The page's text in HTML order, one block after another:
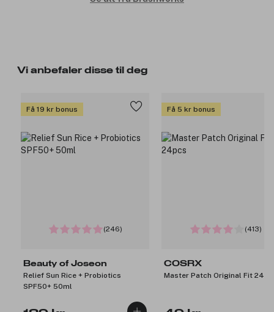
Vi anbefaler disse til deg
Få 19 kr bonus
(246)
Beauty of Joseon
Relief Sun Rice + Probiotics
SPF50+ 50ml
Få 5 kr bonus
(413)
COSRX
Master Patch Original Fit